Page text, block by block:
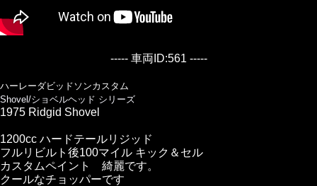
----- 車両ID:561 -----
ハーレーダビッドソンカスタム
Shovel/ショベルヘッド シリーズ
1975 Ridgid Shovel
1200cc ハードテールリジッド
フルリビルト後100マイル キック＆セル
カスタムペイント 綺麗です。
クールなチョッパーです